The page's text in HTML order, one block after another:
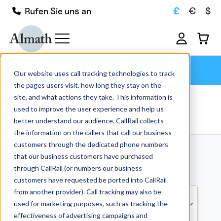
Our website uses call tracking technologies to track
the pages users visit, how long they stay on the
site, and what actions they take. This information is
used to improve the user experience and help us
better understand our audience. CallRail collects
the information on the callers that call our business
customers through the dedicated phone numbers
that our business customers have purchased
through CallRail (or numbers our business
customers have requested be ported into CallRail
from another provider). Call tracking may also be
used for marketing purposes, such as tracking the
effectiveness of advertising campaigns and
Rufen Sie uns an £ € $
Zylindrisch
Zylindrisch
Showing 1 – 30 of
280 results
Material Preisspanne
Sortieren nach
Außendurchmesser
(niedrig bis hoch)